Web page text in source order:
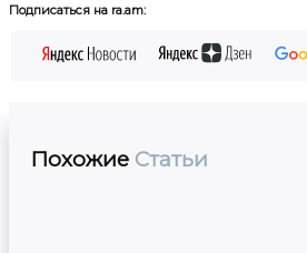
Подписаться на ra.am:
Похожие Статьи